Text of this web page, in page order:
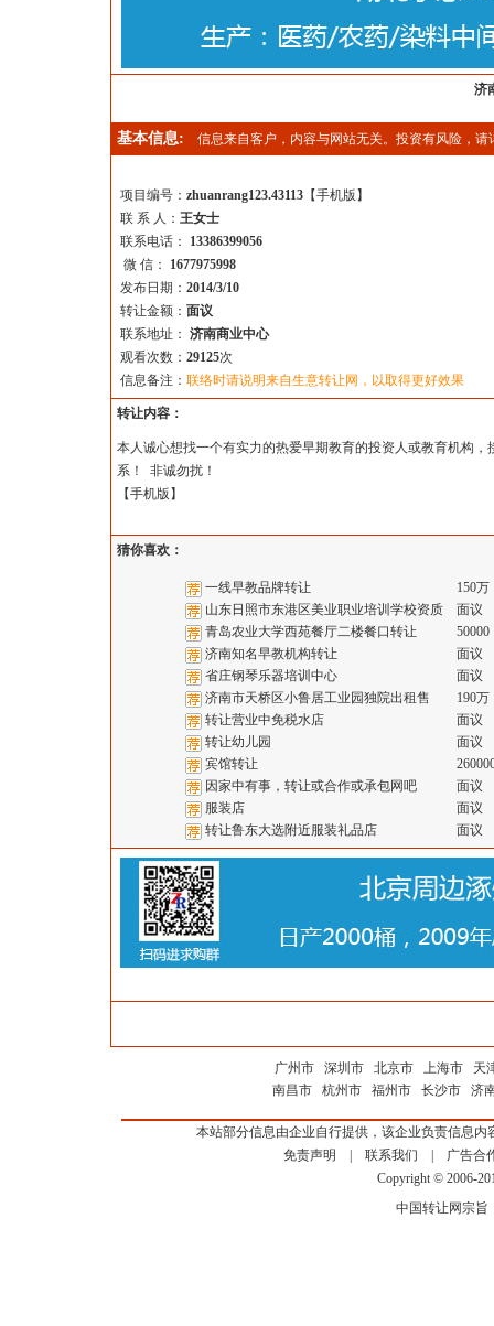
济
基本信息: 信息来自客户，内容与网站无关。投资有风险，请
项目编号： zhuanrang123.43113 【手机版 】
联 系 人： 王女士
联系电话：
13386399056
微 信：
1677975998
发布日期： 2014/3/10
转让金额： 面议
联系地址： 济南商业中心
观看次数： 29125次
信息备注： 联络时请说明来自生意转让网，以取得更好效果
转让内容：
本人诚心想找一个有实力的热爱早期教育的投资人或教育机构
系！ 非诚勿扰！
【手机版 】
猜你喜欢：
一线早教品牌转让
150万
山东日照市东港区美业职业培训学校资质
面议
青岛农业大学西苑餐厅二楼餐口转让
50000
济南知名早教机构转让
面议
省庄钢琴乐器培训中心
面议
济南市天桥区小鲁居工业园独院出租售
190万
转让营业中免税水店
面议
转让幼儿园
面议
宾馆转让
因家中有事，转让或合作或承包网吧
面议
服装店
面议
转让鲁东大选附近服装礼品店
面议
广州市 深圳市 北京市 上海市
天
南昌市
杭州市 福州市 长沙市 济
本站部分信息由企业自行提供，该企业负责信息
免责声明
联系我们
广告合
Copyright © 2006-
中国转让网宗旨